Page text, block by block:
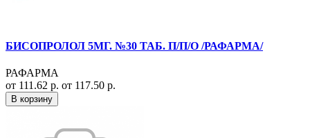
БИСОПРОЛОЛ 5МГ. №30 ТАБ. П/П/О /РАФАРМА/
РАФАРМА
от 111.62 р. от 117.50 р.
В корзину